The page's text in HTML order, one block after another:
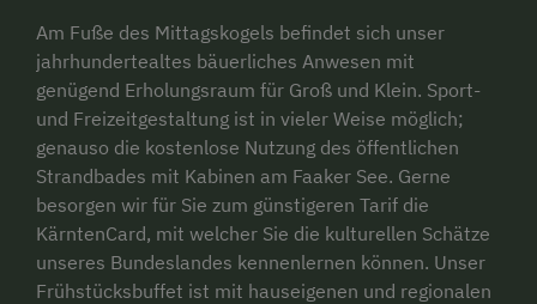
Am Fuße des Mittagskogels befindet sich unser
jahrhundertealtes bäuerliches Anwesen mit
genügend Erholungsraum für Groß und Klein. Sport-
und Freizeitgestaltung ist in vieler Weise möglich;
genauso die kostenlose Nutzung des öffentlichen
Strandbades mit Kabinen am Faaker See. Gerne
besorgen wir für Sie zum günstigeren Tarif die
KärntenCard, mit welcher Sie die kulturellen Schätze
unseres Bundeslandes kennenlernen können. Unser
Frühstücksbuffet ist mit hauseigenen und regionalen